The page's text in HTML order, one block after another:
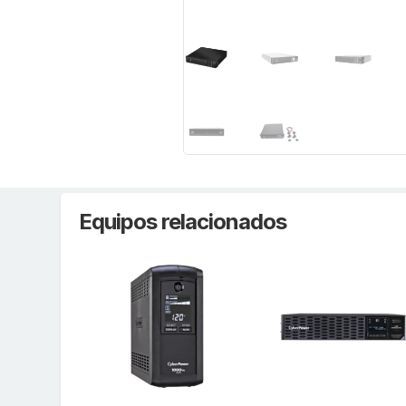
Equipos relacionados